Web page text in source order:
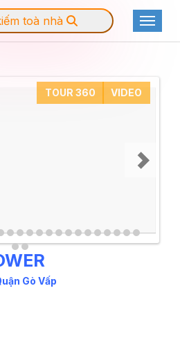
toà nhà
TOUR 360 VIDEO
Gò Vấp